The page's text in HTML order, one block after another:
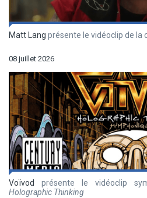
Matt Lang présente le vidéoclip de la
08 juillet 2026
Voïvod
présente le vidéoclip
Holographic Thinking